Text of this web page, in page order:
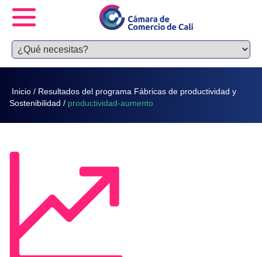
Inicio / Resultados del programa Fábricas de productividad y
Sostenibilidad / productividad-aumento